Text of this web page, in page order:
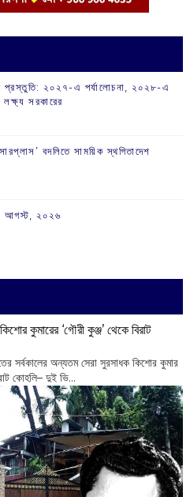
প্রস্তুতি: ২০২৭-এ পর্যালোচনা, ২০২৮-এ
সরকারের
বদলিতে সাময়িক স্থগিতাদেশ
আগস্ট, ২০২৬
কুমারের ‘গৌরী কুঞ্জ’ থেকে বিরাট
সর্বকালের অন্যতম সেরা সুরসাধক কিশোর কুমার
কোহলি– ‌দুই ভি...